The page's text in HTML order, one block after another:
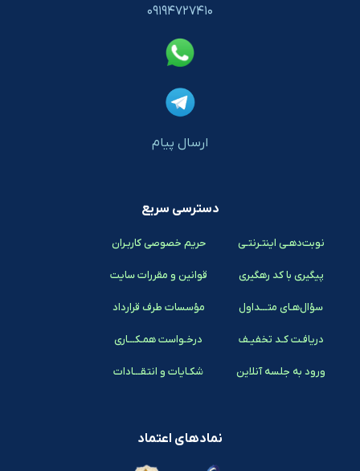
۰۹۱۹۴۷۲۷۴۱۰
ارسال پیام
دسترسی سریع
نوبت‌دهـی اینتـرنتـی
پیگیری با کد رهگیری
سؤال‌هـای متـــداول
دریافـت کـد تخفیـف
ورود به جلسه آنلاین
حریم خصوصی کاربـران
قوانین و مقررات سایت
مؤسسات طرف قرارداد
درخـواست همـکـــاری
شکـایات و انتقـــادات
نمادهای اعتماد